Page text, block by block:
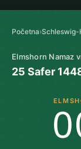
Početna›Schleswig-
Elmshorn Namaz
25 Safer